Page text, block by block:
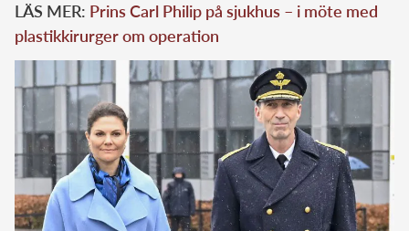
LÄS MER: Prins Carl Philip på sjukhus – i möte med
plastikkirurger om operation